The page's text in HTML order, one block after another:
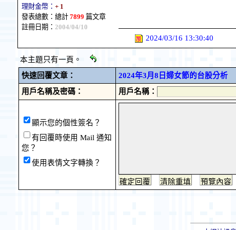
理財金幣： + 1
發表總數：總計 7899 篇文章
註冊日期： 2004/04/10
2024/03/16 13:30:40
本主題只有一頁。
快速回覆文章：
2024年3月8日婦女節的台股分析
用戶名稱及密碼：
用戶名稱：
顯示您的個性簽名？
有回覆時使用 Mail 通知
您？
使用表情文字轉換？